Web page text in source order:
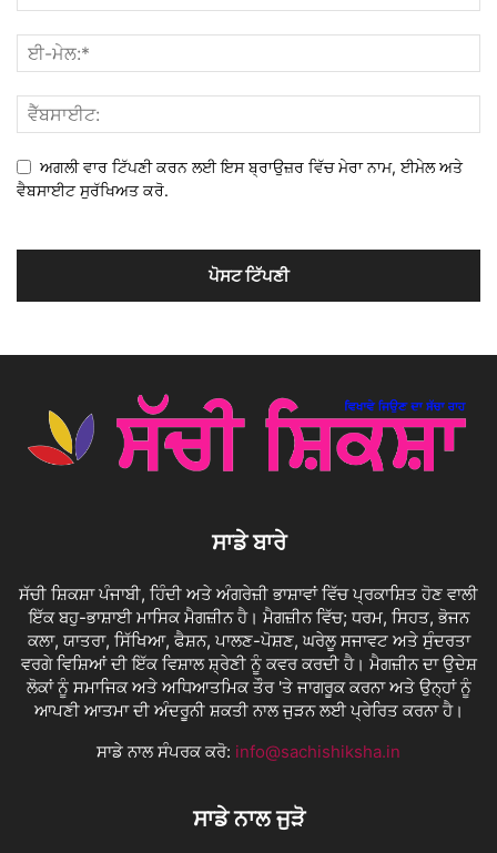
ਅਗਲੀ ਵਾਰ ਟਿੱਪਣੀ ਕਰਨ ਲਈ ਇਸ ਬ੍ਰਾਉਜ਼ਰ ਵਿੱਚ ਮੇਰਾ ਨਾਮ, ਈਮੇਲ ਅਤੇ
ਵੈਬਸਾਈਟ ਸੁਰੱਖਿਅਤ ਕਰੋ.
ਸਾਡੇ ਬਾਰੇ
ਸੱਚੀ ਸ਼ਿਕਸ਼ਾ ਪੰਜਾਬੀ, ਹਿੰਦੀ ਅਤੇ ਅੰਗਰੇਜ਼ੀ ਭਾਸ਼ਾਵਾਂ ਵਿੱਚ ਪ੍ਰਕਾਸ਼ਿਤ ਹੋਣ ਵਾਲੀ
ਇੱਕ ਬਹੁ-ਭਾਸ਼ਾਈ ਮਾਸਿਕ ਮੈਗਜ਼ੀਨ ਹੈ। ਮੈਗਜ਼ੀਨ ਵਿੱਚ; ਧਰਮ, ਸਿਹਤ, ਭੋਜਨ
ਕਲਾ, ਯਾਤਰਾ, ਸਿੱਖਿਆ, ਫੈਸ਼ਨ, ਪਾਲਣ-ਪੋਸ਼ਣ, ਘਰੇਲੂ ਸਜਾਵਟ ਅਤੇ ਸੁੰਦਰਤਾ
ਵਰਗੇ ਵਿਸ਼ਿਆਂ ਦੀ ਇੱਕ ਵਿਸ਼ਾਲ ਸ਼੍ਰੇਣੀ ਨੂੰ ਕਵਰ ਕਰਦੀ ਹੈ। ਮੈਗਜ਼ੀਨ ਦਾ ਉਦੇਸ਼
ਲੋਕਾਂ ਨੂੰ ਸਮਾਜਿਕ ਅਤੇ ਅਧਿਆਤਮਿਕ ਤੌਰ 'ਤੇ ਜਾਗਰੂਕ ਕਰਨਾ ਅਤੇ ਉਨ੍ਹਾਂ ਨੂੰ
ਆਪਣੀ ਆਤਮਾ ਦੀ ਅੰਦਰੂਨੀ ਸ਼ਕਤੀ ਨਾਲ ਜੁੜਨ ਲਈ ਪ੍ਰੇਰਿਤ ਕਰਨਾ ਹੈ।
ਸਾਡੇ ਨਾਲ ਸੰਪਰਕ ਕਰੋ: info@sachishiksha.in
ਸਾਡੇ ਨਾਲ ਜੁੜੋ